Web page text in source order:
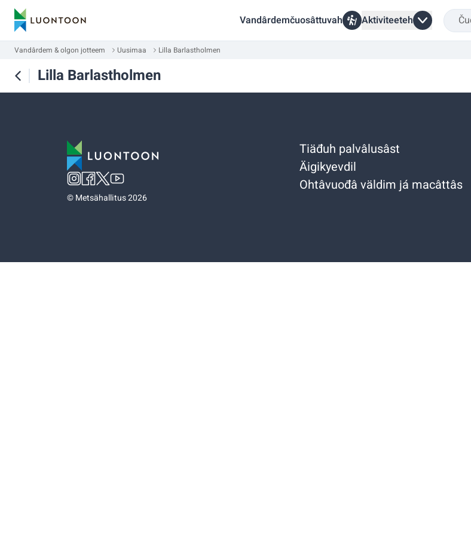
Vandârdemčuosâttuvah Aktiviteeteh
Vandârdem & olgon jotteem Uusimaa Lilla Barlastholmen
Lilla Barlastholmen
©Metsähallitus 2026
Tiäđuh palvâlusâst
Äigikyevdil
Ohtâvuođâ väldim já macâttâs